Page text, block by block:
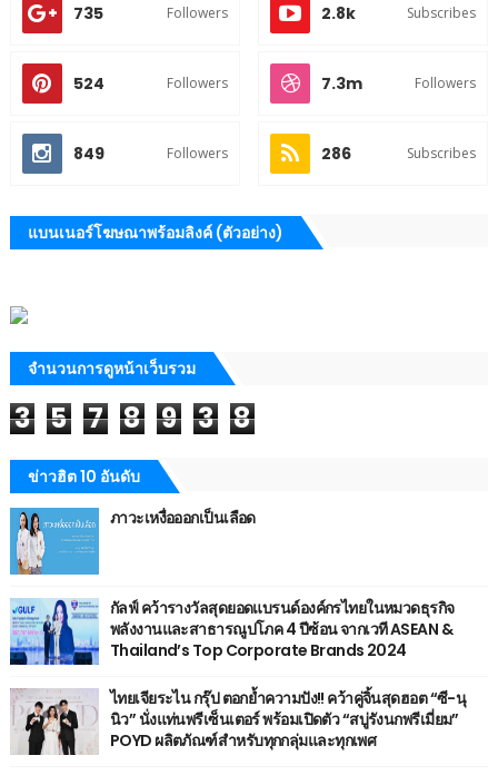
735 Followers 2.8k Subscribes
524 Followers 7.3m Followers
849 Followers 286 Subscribes
แบนเนอร์โฆษณาพร้อมลิงค์ (ตัวอย่าง)
จำนวนการดูหน้าเว็บรวม
3 5 7 8 9 3 8
ข่าวฮิต 10 อันดับ
ภาวะเหงื่อออกเป็นเลือด
กัลฟ์ คว้ารางวัลสุดยอดแบรนด์องค์กรไทยในหมวดธุรกิจ
พลังงานและสาธารณูปโภค 4 ปีซ้อน จากเวที ASEAN &
Thailand’s Top Corporate Brands 2024
ไทยเจียระไน กรุ๊ป ตอกย้ำความปัง!! คว้าคู่จิ้นสุดฮอต “ซี-นุ
นิว” นั่งแท่นพรีเซ็นเตอร์ พร้อมเปิดตัว “สบู่รังนกพรีเมี่ยม”
POYD ผลิตภัณฑ์สำหรับทุกกลุ่มและทุกเพศ